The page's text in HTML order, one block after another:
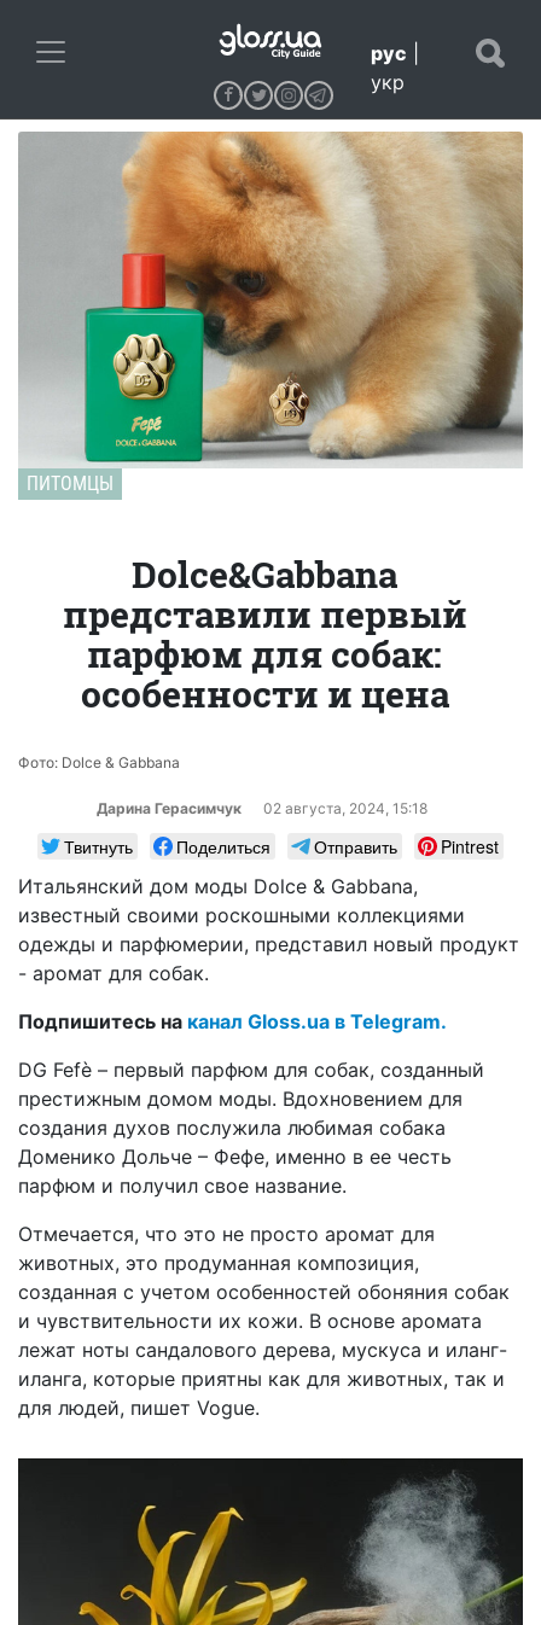
рус
укр
ПИТОМЦЫ
Dolce&Gabbana
представили первый
парфюм для собак:
особенности и цена
Фото: Dolce & Gabbana
Дарина Герасимчук 02 августа, 2024, 15:18
Твитнуть Поделиться Отправить
Pintrest
Итальянский дом моды Dolce & Gabbana,
известный своими роскошными коллекциями
одежды и парфюмерии, представил новый продукт
- аромат для собак.
Подпишитесь на канал Gloss.ua в Telegram.
DG Fefè – первый парфюм для собак, созданный
престижным домом моды. Вдохновением для
создания духов послужила любимая собака
Доменико Дольче – Фефе, именно в ее честь
парфюм и получил свое название.
Отмечается, что это не просто аромат для
животных, это продуманная композиция,
созданная с учетом особенностей обоняния собак
и чувствительности их кожи. В основе аромата
лежат ноты сандалового дерева, мускуса и иланг-
иланга, которые приятны как для животных, так и
для людей, пишет Vogue.